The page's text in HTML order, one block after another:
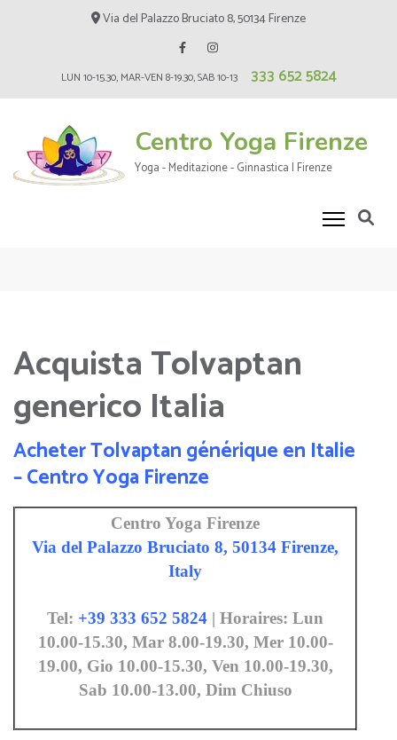
Enter)
Via del Palazzo Bruciato 8, 50134 Firenze
LUN 10-15.30, MAR-VEN 8-19.30, SAB 10-13 333 652 5824
Centro Yoga Firenze
Yoga - Meditazione - Ginnastica | Firenze
Acquista Tolvaptan
generico Italia
Acheter Tolvaptan générique en Italie
– Centro Yoga Firenze
Centro Yoga Firenze
Via del Palazzo Bruciato 8, 50134 Firenze,
Italy
Tel: +39 333 652 5824 | Horaires: Lun
10.00-15.30, Mar 8.00-19.30, Mer 10.00-
19.00, Gio 10.00-15.30, Ven 10.00-19.30,
Sab 10.00-13.00, Dim Chiuso